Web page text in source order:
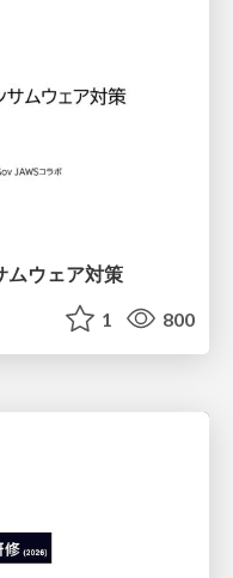
ムウェア対策
1 800